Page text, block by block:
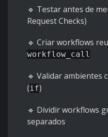
🔹 Testar antes de
Request Checks)
🔹 Criar workflows
workflow_call
🔹 Validar ambientes
(if)
🔹 Dividir workflows
separados